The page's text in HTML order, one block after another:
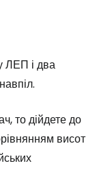
ЛЕП і два
то дійдете до
висот